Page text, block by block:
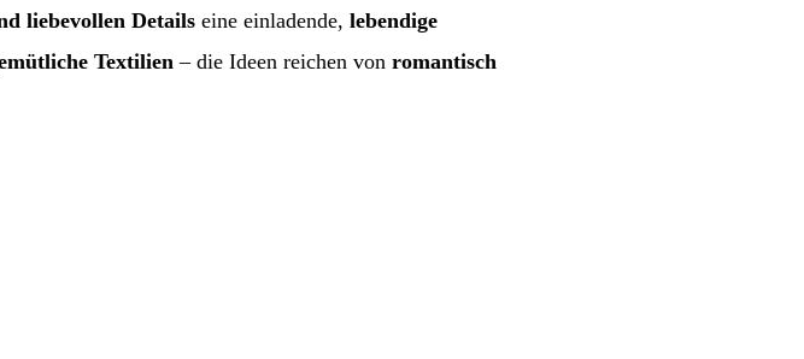
liebevollen Details eine einladende, lebendige
Textilien – die Ideen reichen von romantisch